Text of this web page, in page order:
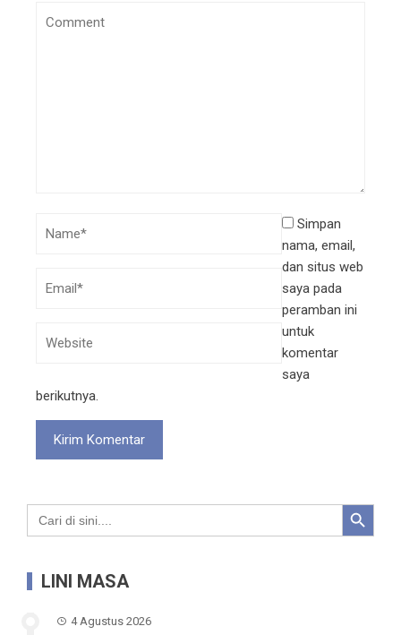
Simpan
nama, email,
dan situs web
saya pada
peramban ini
untuk
komentar
saya
berikutnya.
Search
for:
Search Button
LINI MASA
4 Agustus 2026